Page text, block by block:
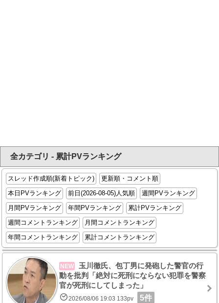
全カテゴリ - 累計PVランキング
スレッド作成順(新着トピック)
更新順・コメント順
本日PVランキング
前日(2026-08-05)人気順
週間PVランキング
月間PVランキング
年間PVランキング
累計PVランキング
週間コメントランキング
月間コメントランキング
年間コメントランキング
累計コメントランキング
NEW
玉川徹氏、包丁男に発砲した警官の行
動を批判「絶対に死刑にならない犯罪を警察
官が死刑にしてしまった」
2026/08/06 19:03 133pv 5件